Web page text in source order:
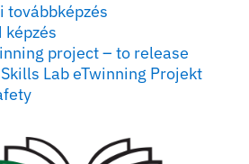
továbbképzés
képzés
project – to release
Lab eTwinning Projekt